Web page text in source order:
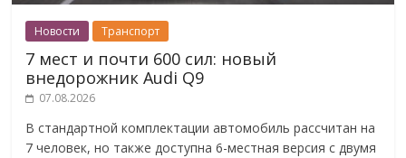
Новости Транспорт
7 мест и почти 600 сил: новый
внедорожник Audi Q9
07.08.2026
В стандартной комплектации автомобиль рассчитан на
7 человек, но также доступна 6-местная версия с двумя